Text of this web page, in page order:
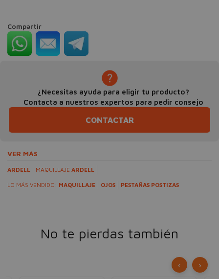
Compartir
¿Necesitas ayuda para eligir tu producto?
Contacta a nuestros expertos para pedir consejo
CONTACTAR
VER MÁS
ARDELL MAQUILLAJE ARDELL
LO MÁS VENDIDO: MAQUILLAJE OJOS PESTAÑAS POSTIZAS
No te pierdas también
‹ ›